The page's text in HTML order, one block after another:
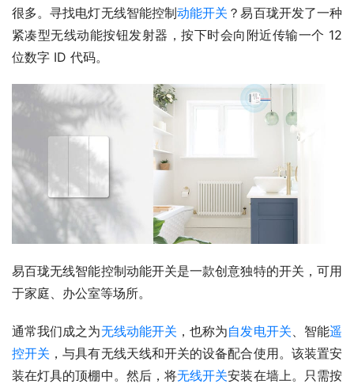
很多。寻找电灯无线智能控制动能开关 ？易百珑开发了一种
紧凑型无线动能按钮发射器，按下时会向附近传输一个 12
位数字 ID 代码。
易百珑无线智能控制动能开关是一款创意独特的开关，可用
于家庭、办公室等场所。
通常我们成之为无线动能开关 ，也称为自发电开关 、智能遥
控开关 ，与具有无线天线和开关的设备配合使用。该装置安
装在灯具的顶棚中。然后，将无线开关安装在墙上。只需按